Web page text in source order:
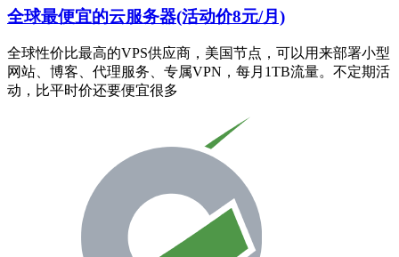
全球最便宜的云服务器(活动价8元/月)
全球性价比最高的VPS供应商，美国节点，可以用来部署小型
网站、博客、代理服务、专属VPN，每月1TB流量。不定期活
动，比平时价还要便宜很多